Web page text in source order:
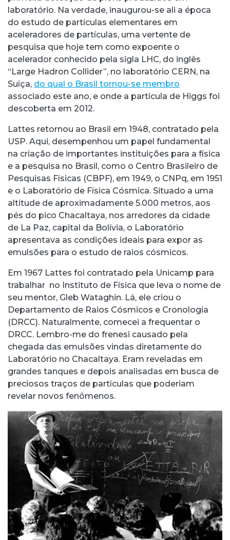
laboratório. Na verdade, inaugurou-se ali a época
do estudo de partículas elementares em
aceleradores de partículas, uma vertente de
pesquisa que hoje tem como expoente o
acelerador conhecido pela sigla LHC, do inglês
“Large Hadron Collider”, no laboratório CERN, na
Suíça, do qual o Brasil tornou-se membro
associado este ano, e onde a partícula de Higgs foi
descoberta em 2012.
Lattes retornou ao Brasil em 1948, contratado pela
USP. Aqui, desempenhou um papel fundamental
na criação de importantes instituições para a física
e a pesquisa no Brasil, como o Centro Brasileiro de
Pesquisas Físicas (CBPF), em 1949, o CNPq, em 1951
e o Laboratório de Física Cósmica. Situado a uma
altitude de aproximadamente 5.000 metros, aos
pés do pico Chacaltaya, nos arredores da cidade
de La Paz, capital da Bolívia, o Laboratório
apresentava as condições ideais para expor as
emulsões para o estudo de raios cósmicos.
Em 1967 Lattes foi contratado pela Unicamp para
trabalhar no Instituto de Física que leva o nome de
seu mentor, Gleb Wataghin. Lá, ele criou o
Departamento de Raios Cósmicos e Cronologia
(DRCC). Naturalmente, comecei a frequentar o
DRCC. Lembro-me do frenesi causado pela
chegada das emulsões vindas diretamente do
Laboratório no Chacaltaya. Eram reveladas em
grandes tanques e depois analisadas em busca de
preciosos traços de partículas que poderiam
revelar novos fenômenos.